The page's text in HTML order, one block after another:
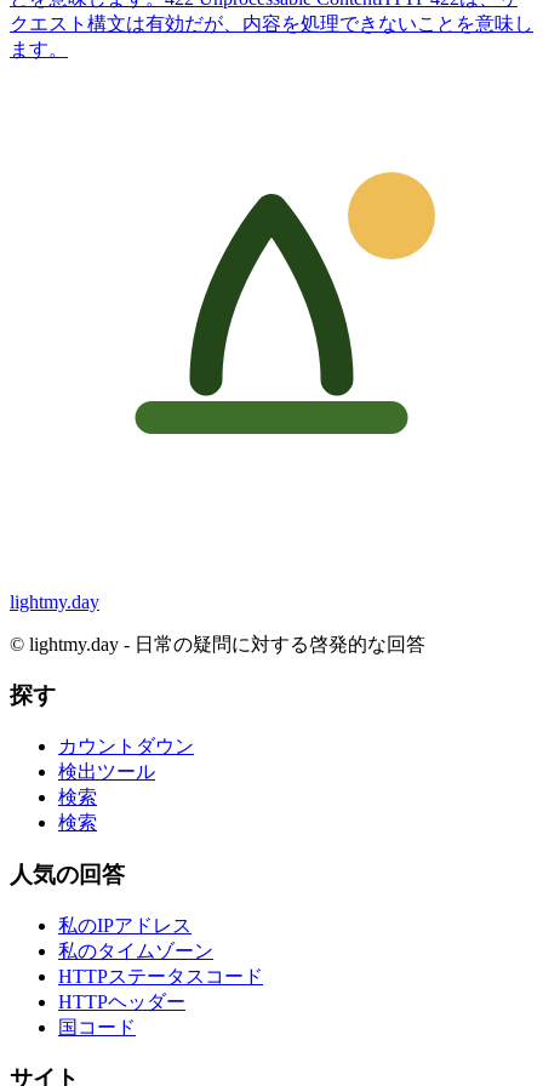
クエスト構文は有効だが、内容を処理できないことを意味し
ます。
lightmy.day
© lightmy.day - 日常の疑問に対する啓発的な回答
探す
カウントダウン
検出ツール
検索
検索
人気の回答
私のIPアドレス
私のタイムゾーン
HTTPステータスコード
HTTPヘッダー
国コード
サイト